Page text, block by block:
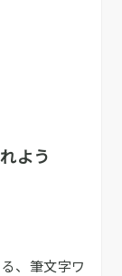
よう
、筆文字ワ